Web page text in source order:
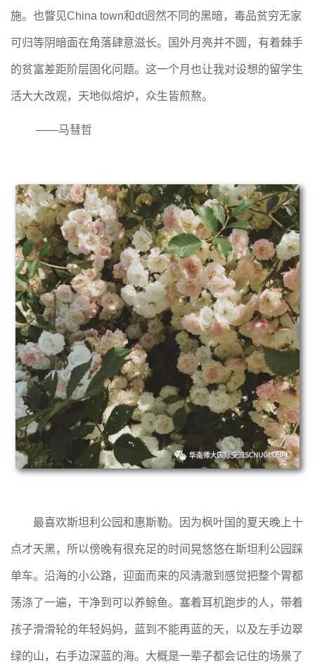
施。也瞥见China town和dt迥然不同的黑暗，毒品贫穷无家
可归等阴暗面在角落肆意滋长。国外月亮并不圆，有着棘手
的贫富差距阶层固化问题。这一个月也让我对设想的留学生
活大大改观，天地似熔炉，众生皆煎熬。
——马彗哲
最喜欢斯坦利公园和惠斯勒。因为枫叶国的夏天晚上十
点才天黑，所以傍晚有很充足的时间晃悠悠在斯坦利公园踩
单车。沿海的小公路，迎面而来的风清澈到感觉把整个胃都
荡涤了一遍，干净到可以养鲸鱼。塞着耳机跑步的人，带着
孩子滑滑轮的年轻妈妈，蓝到不能再蓝的天，以及左手边翠
绿的山，右手边深蓝的海。大概是一辈子都会记住的场景了